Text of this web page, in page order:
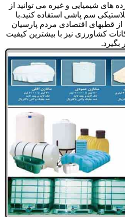
های شیمیایی و غیره می توانید از
سم پاشی استفاده کنید.با
قطبهای اقتصادی مردم پارسیان
کشاورزی نیز با بیشترین کیفیت
بگیرد.